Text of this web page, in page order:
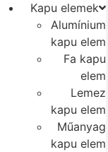
Kapu elemek
Alumínium
kapu elem
Fa kapu
elem
Lemez
kapu elem
Műanyag
kapu elem